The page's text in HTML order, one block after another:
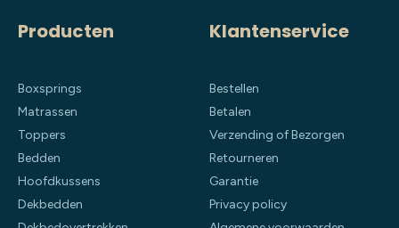
Producten
Boxsprings
Matrassen
Toppers
Bedden
Hoofdkussens
Dekbedden
Klantenservice
Bestellen
Betalen
Verzending of Bezorgen
Retourneren
Garantie
Privacy policy